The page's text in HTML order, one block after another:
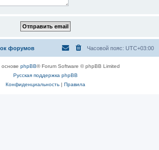
форумов Часовой пояс: UTC+03:00
phpBB® Forum Software © phpBB Limited
Русская поддержка phpBB
Конфиденциальность| Правила